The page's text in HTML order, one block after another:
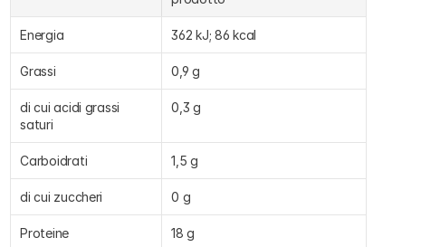
Energia 362 kJ; 86 kcal
Grassi 0,9 g
di cui acidi grassi
saturi
0,3 g
Carboidrati 1,5 g
di cui zuccheri 0 g
Proteine 18 g